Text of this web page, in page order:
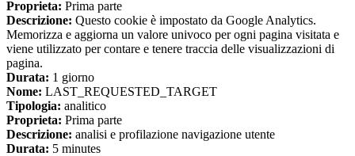
Proprieta: Prima parte
Descrizione: Questo cookie è impostato da Google Analytics.
Memorizza e aggiorna un valore univoco per ogni pagina visitata e
viene utilizzato per contare e tenere traccia delle visualizzazioni di
pagina.
Durata: 1 giorno
Nome: LAST_REQUESTED_TARGET
Tipologia: analitico
Proprieta: Prima parte
Descrizione: analisi e profilazione navigazione utente
Durata: 5 minutes